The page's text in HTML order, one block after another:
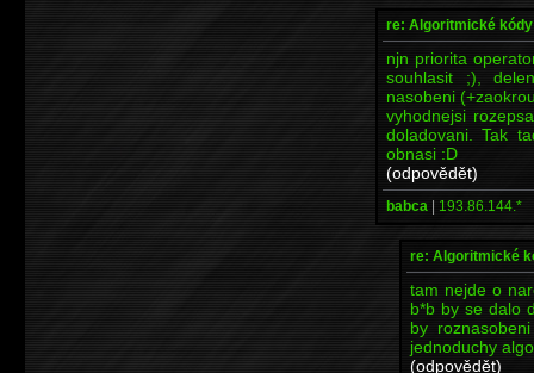
re: Algoritmické kódy
njn priorita
souhlasit ;),
nasobeni
vyhodnejsi
doladovani. Tak
obnasi :D
(odpovědět)
babca | 193.86.144.*
re: Algoritmické
tam nejde o
b*b by se dalo
by
jednoduchy
(odpovědět)